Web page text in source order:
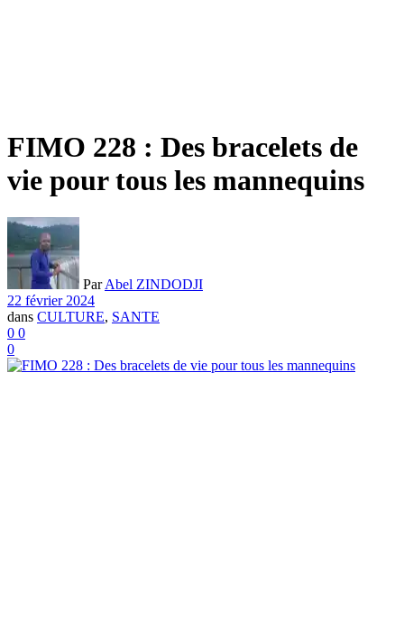
FIMO 228 : Des bracelets de
vie pour tous les mannequins
Par Abel ZINDODJI
22 février 2024
dans CULTURE, SANTE
0 0
0